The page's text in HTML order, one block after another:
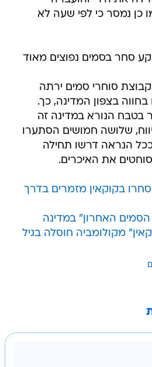
נמסר כי לפי שעה לא
סחר בסמים נפוצים מאוד
סוחרי סמים ירתה
בצפון המדינה, כך.
בטבח הנורא במדינה זה
שלושה חמושים הסתערו
הנראה דרשו תחילה
את האיכרים.
בקוקאין מזמרים בדרך
הסמים האחרון" במדינה
מקולומביה חוסלה בגיל